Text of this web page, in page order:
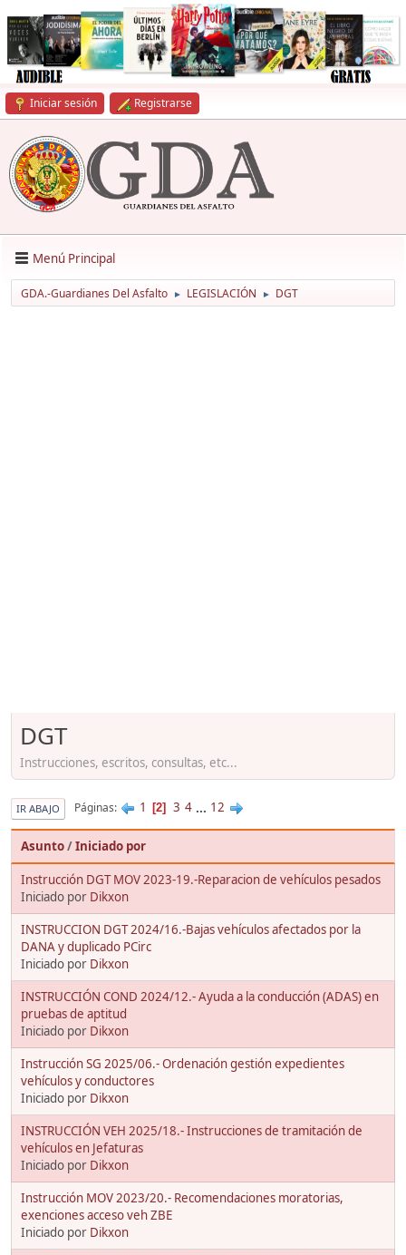
Iniciar sesión Registrarse
Menú Principal
GDA.-Guardianes Del Asfalto ► LEGISLACIÓN ► DGT
DGT
Instrucciones, escritos, consultas, etc...
IR ABAJO Páginas 1 2 3 4 ... 12
Asunto/Iniciado por
Instrucción DGT MOV 2023-19.-Reparacion de vehículos pesados
Iniciado por Dikxon
INSTRUCCION DGT 2024/16.-Bajas vehículos afectados por la
DANA y duplicado PCirc
Iniciado por Dikxon
INSTRUCCIÓN COND 2024/12.- Ayuda a la conducción (ADAS) en
pruebas de aptitud
Iniciado por Dikxon
Instrucción SG 2025/06.- Ordenación gestión expedientes
vehículos y conductores
Iniciado por Dikxon
INSTRUCCIÓN VEH 2025/18.- Instrucciones de tramitación de
vehículos en Jefaturas
Iniciado por Dikxon
Instrucción MOV 2023/20.- Recomendaciones moratorias,
exenciones acceso veh ZBE
Iniciado por Dikxon